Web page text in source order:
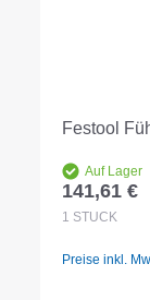
Festool
Auf Lager
Regulärer
141,61 €
1 STÜCK
Preise inkl.